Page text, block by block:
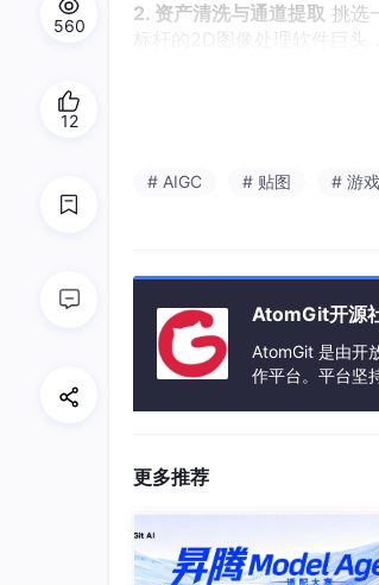
2. 资产清洗与通道提取 挑选
标杆的2D图像处理软件巨
1. 制作高反差“深度数据图（
找到女帝的原画源文件
极其强烈的黑白反差。
敲黑板：将这个高反差
们用来欺骗视觉的“3D深
# AIGC # 贴图 # 游戏
AtomGit开源
AtomGit 是由开
作平台。平台坚
更多推荐
560
12